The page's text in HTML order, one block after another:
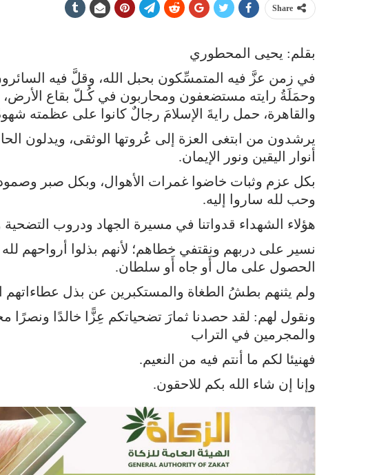
Share
بقلم: يحيى المحطوري
في زمن عزَّ فيه المتمسِّكون بحبل الله، وقلَّ فيه
وحمَلَةُ رايته مستضعفون ومحاربون في كُـلّ بقاع
والقاهرة، حمل رايةَ الإسلامَ رجالٌ كانوا على عظمته
يرشدون من ابتغى العزة إلى عُروتها الوثقى، ويدلون
أنوار اليقين ونور الإيمان.
بكل عزم وثبات خاضوا غمرات الأهوال، وبكل صبر
وحب لله ساروا إليه.
هؤلاء الشهداء قدواتنا في مسيرة الجهاد ودروب التضحية
نسير على دربهم ونقتفي خطاهم؛ لأنهم بذلوا أرواحهم
الحصول على مال أَو جاه أَو سلطان.
ولم يثنهم بطشُ الطغاة والمستكبرين عن بذل عطاءاتهم
ونقول لهم: لقد حصدنا ثمارَ تضحياتكم عِزًّا خالدًا ونصرًا
والمجرمين في التراب
فهنيئا لكم ما أنتم فيه من النعيم.
وإنا إن شاء الله بكم للاحقون.